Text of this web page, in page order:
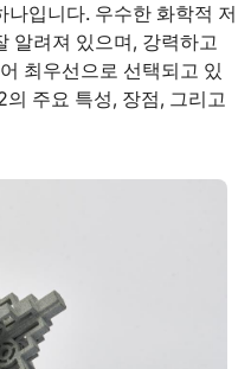
입니다. 우수한 화학적 저
알려져 있으며, 강력하고
최우선으로 선택되고 있
의 주요 특성, 장점, 그리고